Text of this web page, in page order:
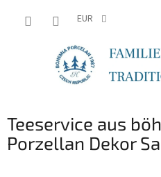
EUR
Teeservice aus
Porzellan Dekor